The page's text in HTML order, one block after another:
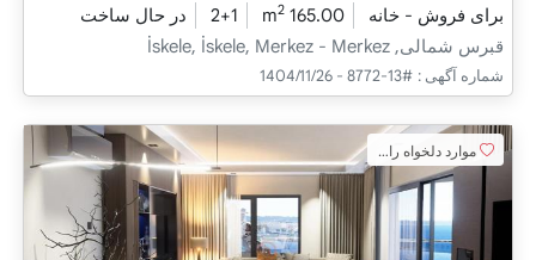
برای فروش - خانه 165.00 m
2
2+1
در حال ساخت
قبرس شمالی, İskele, İskele, Merkez - Merkez
شماره آگهی : #13-8772 - 1404/11/26
موارد دلخواه را اضافه کنید